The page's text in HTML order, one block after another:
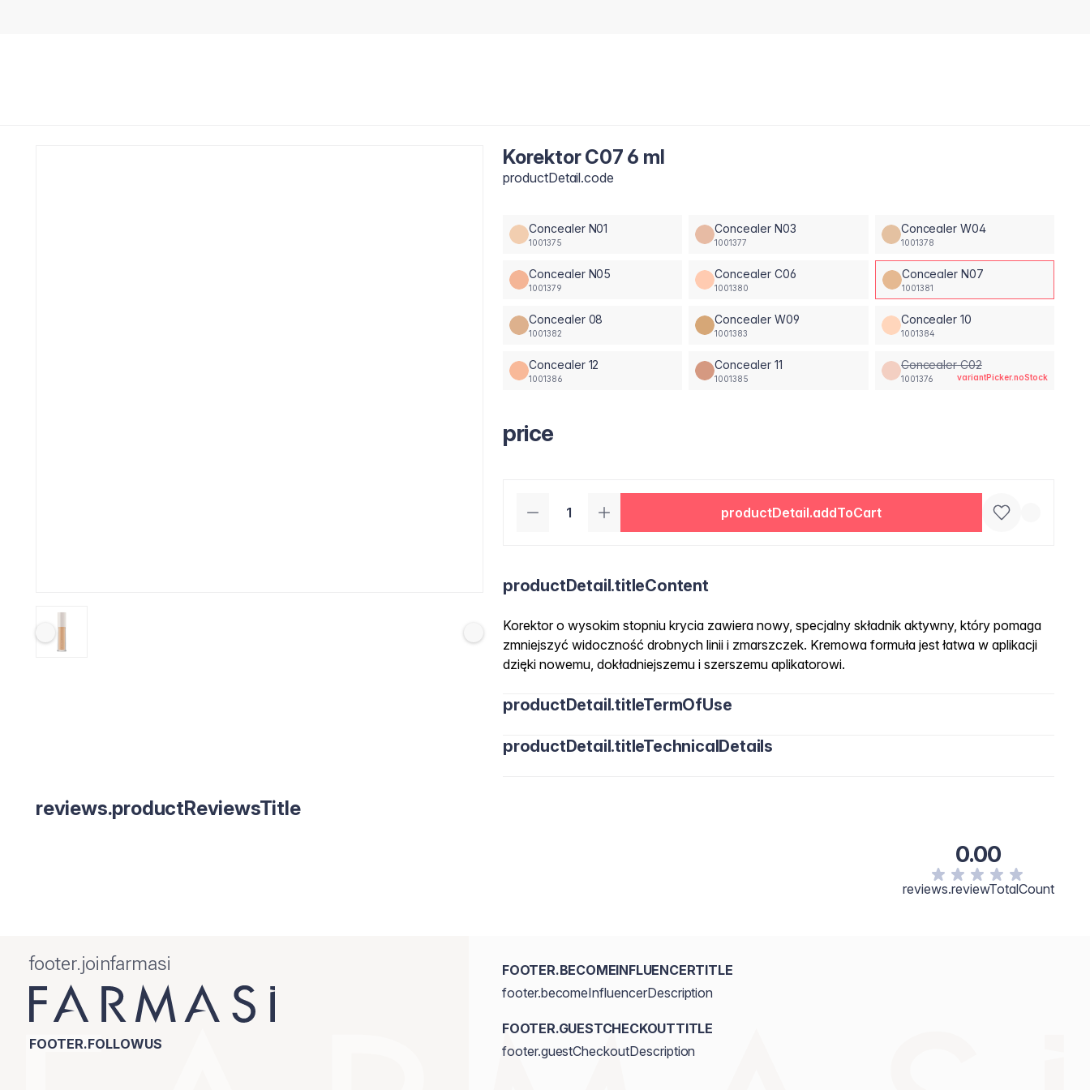
Korektor C07 6 ml
productDetail.code
Concealer N01
1001375
Concealer N03
1001377
Concealer W04
1001378
Concealer N05
1001379
Concealer C06
1001380
Concealer N07
1001381
Concealer 08
1001382
Concealer W09
1001383
Concealer 10
1001384
Concealer 12
1001386
Concealer 11
1001385
Concealer C02
1001376 variantPicker.noStock
price
productDetail.addToCart
productDetail.titleContent
Korektor o wysokim stopniu krycia zawiera nowy, specjalny składnik aktywny, który pomaga
zmniejszyć widoczność drobnych linii i zmarszczek. Kremowa formuła jest łatwa w aplikacji
dzięki nowemu, dokładniejszemu i szerszemu aplikatorowi.
productDetail.titleTermOfUse
productDetail.titleTechnicalDetails
reviews.productReviewsTitle
0.00
reviews.reviewTotalCount
footer.joinfarmasi
FOOTER.FOLLOWUS
FOOTER.BECOMEINFLUENCERTITLE
footer.becomeInfluencerDescription
FOOTER.GUESTCHECKOUTTITLE
footer.guestCheckoutDescription